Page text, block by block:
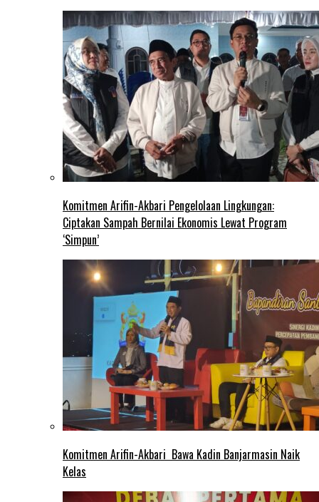
Komitmen Arifin-Akbari Pengelolaan Lingkungan:
Ciptakan Sampah Bernilai Ekonomis Lewat Program
‘Simpun’
Komitmen Arifin-Akbari Bawa Kadin Banjarmasin Naik
Kelas